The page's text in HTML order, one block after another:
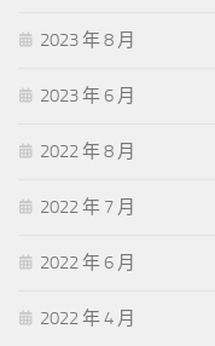
2023 年 8 月
2023 年 6 月
2022 年 8 月
2022 年 7 月
2022 年 6 月
2022 年 4 月